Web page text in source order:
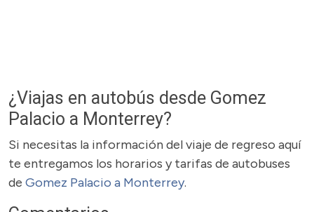
¿Viajas en autobús desde Gomez
Palacio a Monterrey?
Si necesitas la información del viaje de regreso aquí
te entregamos los horarios y tarifas de autobuses
de Gomez Palacio a Monterrey.